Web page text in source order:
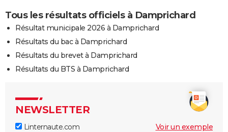
Tous les résultats officiels à Damprichard
Résultat municipale 2026 à Damprichard
Résultats du bac à Damprichard
Résultats du brevet à Damprichard
Résultats du BTS à Damprichard
NEWSLETTER
Linternaute.com Voir un exemple